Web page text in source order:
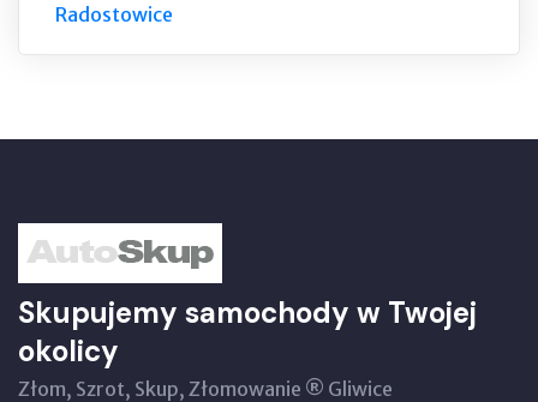
Radostowice
Skupujemy samochody w Twojej
okolicy
Złom, Szrot, Skup, Złomowanie ® Gliwice